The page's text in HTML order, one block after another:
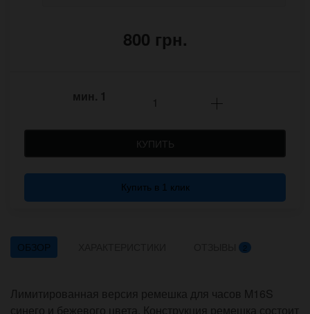
800 грн.
мин. 1
КУПИТЬ
Купить в 1 клик
ОБЗОР 2
Лимитированная версия ремешка для часов M16S
синего и бежевого цвета. Конструкция ремешка состоит